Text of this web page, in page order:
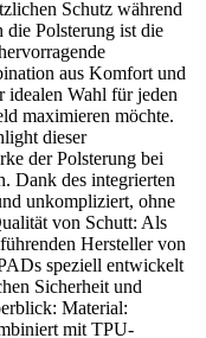
Schutz während
die Polsterung ist die
aus Komfort und
Wahl für jeden
maximieren möchte.
dieser
der Polsterung bei
Dank des integrierten
unkompliziert, ohne
von Schutt: Als
Hersteller von
speziell entwickelt
Sicherheit und
Material:
mit TPU-